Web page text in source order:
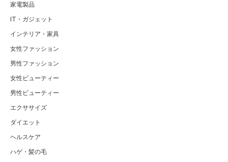
家電製品
IT・ガジェット
インテリア・家具
女性ファッション
男性ファッション
女性ビューティー
男性ビューティー
エクササイズ
ダイエット
ヘルスケア
ハゲ・髪の毛